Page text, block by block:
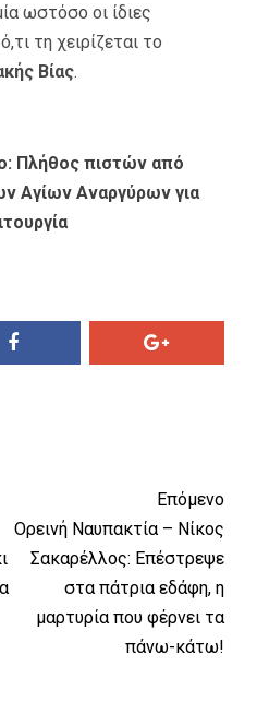
ωστόσο οι ίδιες
τη χειρίζεται το
Βίας.
Πλήθος πιστών από
Αγίων Αναργύρων για
Επόμενο
Ορεινή Ναυπακτία – Νίκος
Σακαρέλλος: Επέστρεψε
στα πάτρια εδάφη, η
μαρτυρία που φέρνει τα
πάνω-κάτω!